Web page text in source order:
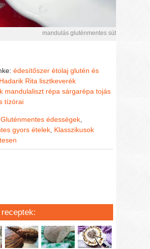
mandulás gluténmentes sütemény
édesítőszer étolaj glutén és
Hadarik Rita lisztkeverék
mandulaliszt répa sárgarépa tojás
tízórai
Gluténmentes édességek
gyors ételek Klasszikusok